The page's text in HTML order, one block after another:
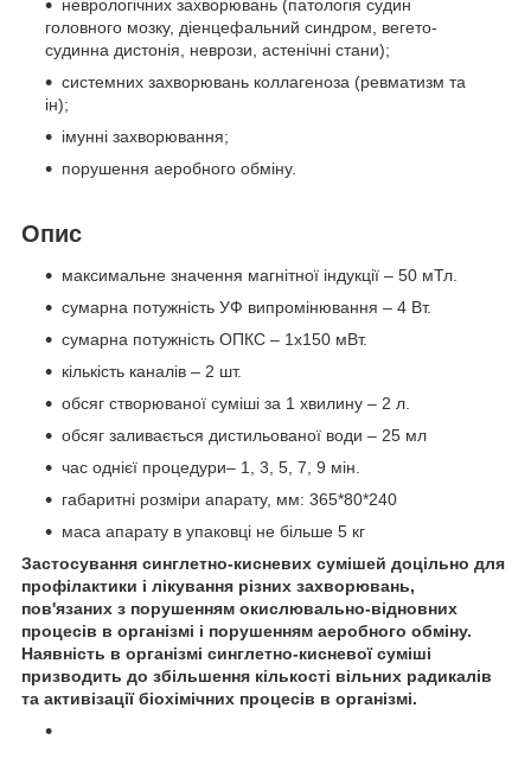
неврологічних захворювань (патологія судин
головного мозку, діенцефальний синдром, вегето-
судинна дистонія, неврози, астенічні стани);
системних захворювань коллагеноза (ревматизм та
ін);
імунні захворювання;
порушення аеробного обміну.
Опис
максимальне значення магнітної індукції – 50 мТл.
сумарна потужність УФ випромінювання – 4 Вт.
сумарна потужність ОПКС – 1х150 мВт.
кількість каналів – 2 шт.
обсяг створюваної суміші за 1 хвилину – 2 л.
обсяг заливається дистильованої води – 25 мл
час однієї процедури– 1, 3, 5, 7, 9 мін.
габаритні розміри апарату, мм: 365*80*240
маса апарату в упаковці не більше 5 кг
Застосування синглетно-кисневих сумішей доцільно для
профілактики і лікування різних захворювань,
пов'язаних з порушенням окислювально-відновних
процесів в організмі і порушенням аеробного обміну.
Наявність в організмі синглетно-кисневої суміші
призводить до збільшення кількості вільних радикалів
та активізації біохімічних процесів в організмі.